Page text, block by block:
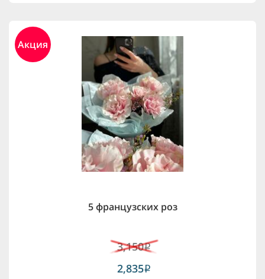
Акция
5 французских роз
3,150i
2,835i